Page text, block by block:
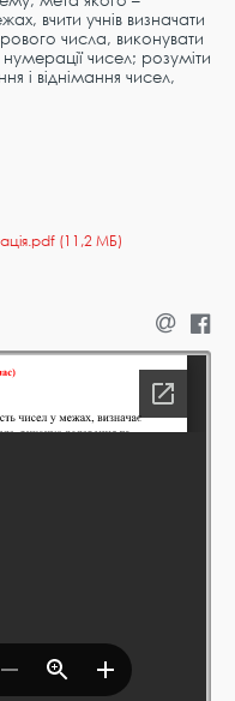
вчити учнів визначати
числа, виконувати
чисел; розуміти
і віднімання чисел,
(11,2 МБ)